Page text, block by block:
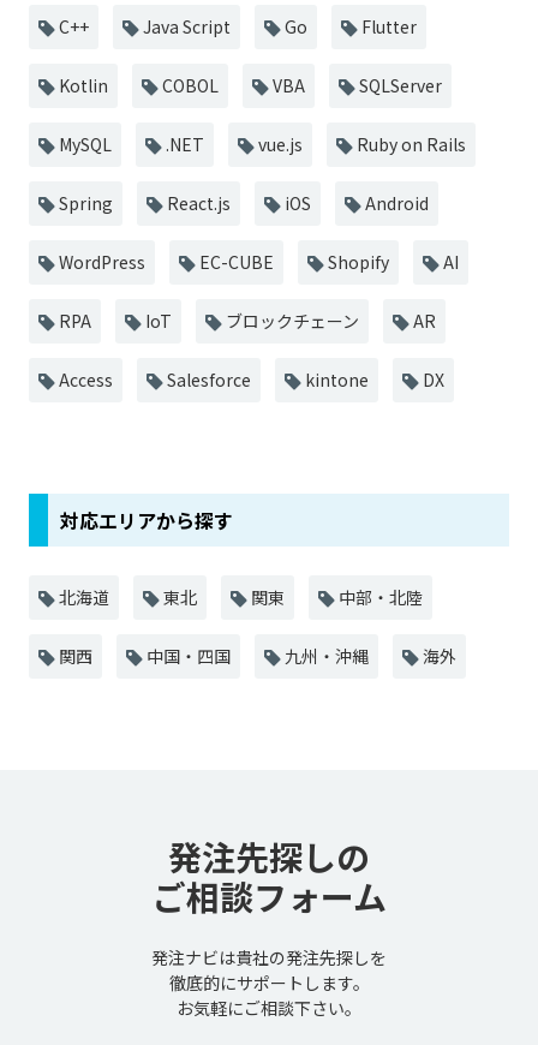
C++ Java Script Go Flutter
Kotlin COBOL VBA SQLServer
MySQL .NET vue.js Ruby on Rails
Spring React.js iOS Android
WordPress EC-CUBE Shopify AI
RPA IoT ブロックチェーン AR
Access Salesforce kintone DX
対応エリアから探す
北海道 東北 関東 中部・北陸
関西 中国・四国 九州・沖縄 海外
発注先探しの
ご相談フォーム
発注ナビは貴社の発注先探しを
徹底的にサポートします。
お気軽にご相談下さい。